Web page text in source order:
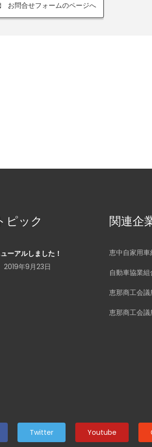
お問合せフォームのページへ
ピック
ーアルしました！
2019年9月23日
関連企
恵中自家用車
自動車協業
恵那商工会議
恵那商工会議
Twitter Youtube